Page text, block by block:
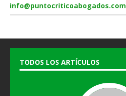
info@puntocriticoabogados.com
TODOS LOS ARTÍCULOS